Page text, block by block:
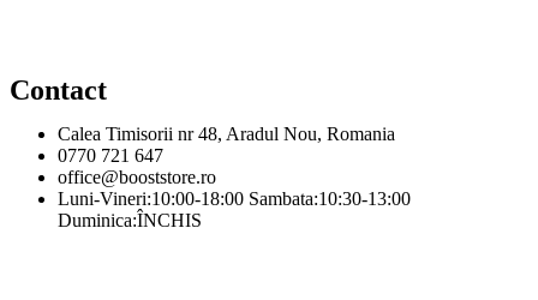
Contact
Calea Timisorii nr 48, Aradul Nou, Romania
0770 721 647
office@booststore.ro
Luni-Vineri:10:00-18:00 Sambata:10:30-13:00
Duminica:ÎNCHIS